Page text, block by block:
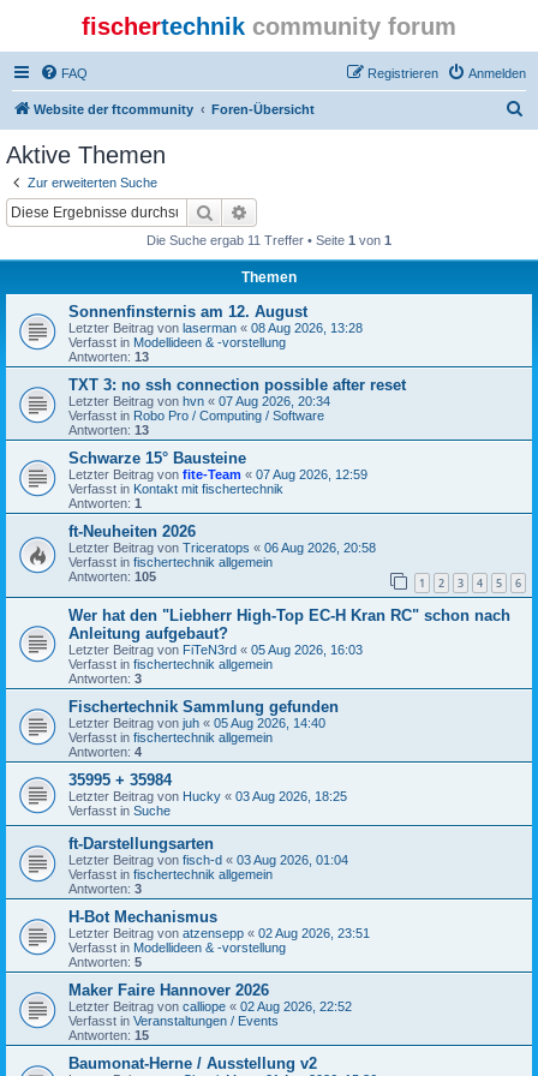
fischertechnik community forum
FAQ Anmelden
Registrieren
Website der ftcommunity Foren-Übersicht
Aktive Themen
Zur erweiterten Suche
Suche
Die Suche ergab 11 Treffer • Seite 1 von 1
Themen
Sonnenfinsternis am 12. August
Letzter Beitrag von laserman « 08 Aug 2026, 13:28
Verfasst in Modellideen & -vorstellung
Antworten: 13
TXT 3: no ssh connection possible after reset
Letzter Beitrag von hvn « 07 Aug 2026, 20:34
Verfasst in Robo Pro / Computing / Software
Antworten: 13
Schwarze 15° Bausteine
Letzter Beitrag von fite-Team « 07 Aug 2026, 12:59
Verfasst in Kontakt mit fischertechnik
Antworten: 1
ft-Neuheiten 2026
Letzter Beitrag von Triceratops « 06 Aug 2026, 20:58
Verfasst in fischertechnik allgemein
Antworten: 105 1 2 3 4 5 6
Wer hat den "Liebherr High-Top EC-H Kran RC" schon nach
Anleitung aufgebaut?
Letzter Beitrag von FiTeN3rd « 05 Aug 2026, 16:03
Verfasst in fischertechnik allgemein
Antworten: 3
Fischertechnik Sammlung gefunden
Letzter Beitrag von juh « 05 Aug 2026, 14:40
Verfasst in fischertechnik allgemein
Antworten: 4
35995 + 35984
Letzter Beitrag von Hucky « 03 Aug 2026, 18:25
Verfasst in Suche
ft-Darstellungsarten
Letzter Beitrag von fisch-d « 03 Aug 2026, 01:04
Verfasst in fischertechnik allgemein
Antworten: 3
H-Bot Mechanismus
Letzter Beitrag von atzensepp « 02 Aug 2026, 23:51
Verfasst in Modellideen & -vorstellung
Antworten: 5
Maker Faire Hannover 2026
Letzter Beitrag von calliope « 02 Aug 2026, 22:52
Verfasst in Veranstaltungen / Events
Antworten: 15
Baumonat-Herne / Ausstellung v2